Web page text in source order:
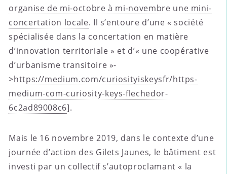
organise de mi-octobre à mi-novembre une mini-
concertation locale. Il s’entoure d’une « société
spécialisée dans la concertation en matière
d’innovation territoriale » et d’« une coopérative
d’urbanisme transitoire »-
>https://medium.com/curiosityiskeysfr/https-
medium-com-curiosity-keys-flechedor-
6c2ad89008c6].
Mais le 16 novembre 2019, dans le contexte d’une
journée d’action des Gilets Jaunes, le bâtiment est
investi par un collectif s’autoproclamant « la